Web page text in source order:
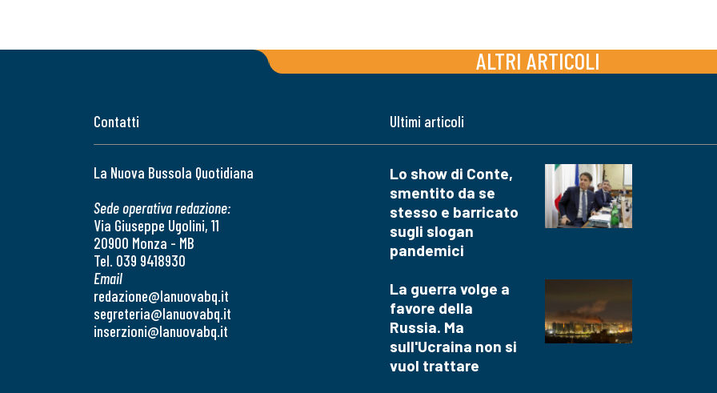
ALTRI ARTICOLI
Contatti
La Nuova Bussola Quotidiana
Sede operativa redazione:
Via Giuseppe Ugolini, 11
20900 Monza - MB
Tel. 039 9418930
Email
redazione@lanuovabq.it
segreteria@lanuovabq.it
inserzioni@lanuovabq.it
Ultimi articoli
Lo show di Conte,
smentito da se
stesso e barricato
sugli slogan
pandemici
La guerra volge a
favore della
Russia. Ma
sull'Ucraina non si
vuol trattare